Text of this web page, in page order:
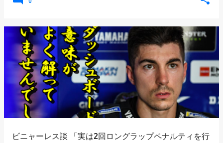
ビニャーレス談 「実は2回ロングラップペナルティを行